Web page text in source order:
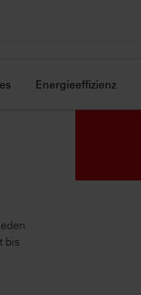
Energieeffizienz
bis